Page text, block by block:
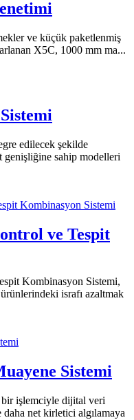
ve küçük paketlenmiş
X5C, 1000 mm ma...
edilecek şekilde
genişliğine sahip modelleri
ve Tespit
Kombinasyon Sistemi,
israfı azaltmak
Sistemi
işlemciyle dijital veri
net kirletici algılamaya